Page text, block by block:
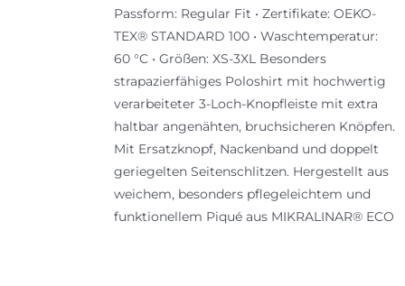
Passform: Regular Fit • Zertifikate: OEKO-
TEX® STANDARD 100 • Waschtemperatur:
60 °C • Größen: XS-3XL Besonders
strapazierfähiges Poloshirt mit hochwertig
verarbeiteter 3-Loch-Knopfleiste mit extra
haltbar angenähten, bruchsicheren Knöpfen.
Mit Ersatzknopf, Nackenband und doppelt
geriegelten Seitenschlitzen. Hergestellt aus
weichem, besonders pflegeleichtem und
funktionellem Piqué aus MIKRALINAR® ECO